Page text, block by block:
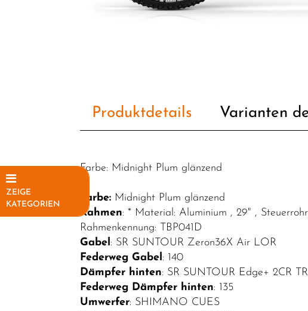
ZEIGE
KATEGORIEN
Elektrofahrräder
Produktdetails Varianten
Farbe: Midnight Plum glänzend
Farbe: Midnight Plum glänzend
Rahmen: * Material: Aluminium , 29" ,
Rahmenkennung: TBP041D
Gabel: SR SUNTOUR Zeron36X Air LOR
Federweg Gabel: 140
Dämpfer hinten: SR SUNTOUR Edge+ 2CR TR
Federweg Dämpfer hinten: 135
Umwerfer: SHIMANO CUES